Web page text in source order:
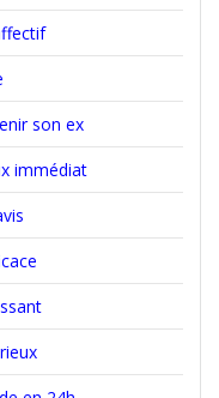
son ex
immédiat